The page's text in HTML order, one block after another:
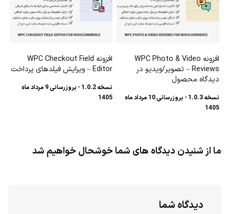
افزونه WPC Photo & Video
Reviews – تصویر/ویدیو در
دیدگاه محصول
نسخه 1.0.3 - بروزرسانی 10 مرداد ماه
1405
افزونه WPC Checkout Field
Editor – ویرایش فیلدهای پرداخت
نسخه 1.0.2 - بروزرسانی 9 مرداد ماه
1405
ما از شنیدن دیدگاه های شما خوشحال خواهیم شد
دیدگاه شما